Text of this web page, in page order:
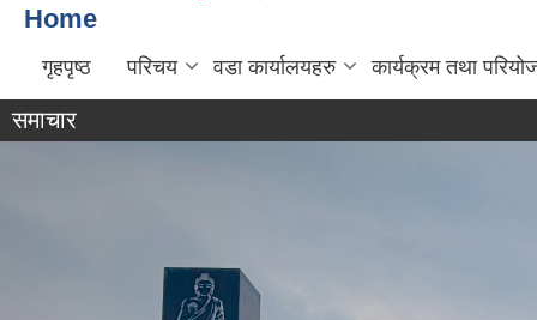
Home
गृहपृष्ठ परिचय वडा कार्यालयहरु कार्यक्रम तथा
समाचार